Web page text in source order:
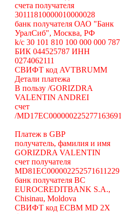
счета получателя
30111810000010000028
банк получателя ОАО "Банк
УралСиб", Москва, РФ
k/c 30 101 810 100 000 000 787
БИК 044525787 ИНН
0274062111
СВИФТ код AVTBRUMM
Детали платежа
В пользу /GORIZDRA
VALENTIN ANDREI
счет
/MD17EC000000225277163691
Платеж в GBP
получатель, фамилия и имя
GORIZDRA VALENTIN
счет получателя
MD81EC000002252571611229
банк получателя BC
EUROCREDITBANK S.A.,
Chisinau, Moldova
СВИФТ код ECBM MD 2X